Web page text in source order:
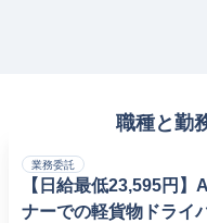
職種と勤
業務委託
【日給最低23,595円
ナーでの軽貨物ドライ